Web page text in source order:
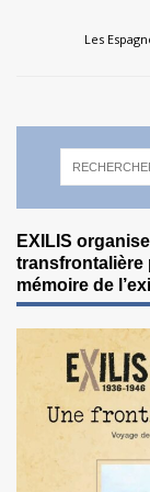
Les
EXILIS
transfrontalière
mémoire de l’exil